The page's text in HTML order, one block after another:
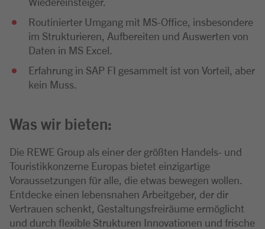
Routinierter Umgang mit MS-Office, insbesondere
im Strukturieren, Aufbereiten und Auswerten von
Daten in MS Excel.
Erfahrung in SAP FI gesammelt ist von Vorteil, aber
kein Muss.
Was wir bieten:
Die REWE Group als einer der größten Handels- und
Touristikkonzerne Europas bietet einzigartige
Voraussetzungen für alle, die etwas bewegen wollen.
Entdecke einen lebensnahen Arbeitgeber, der dir
Vertrauen schenkt, Gestaltungsfreiräume ermöglicht
und durch flexible Strukturen Innovationen und frische